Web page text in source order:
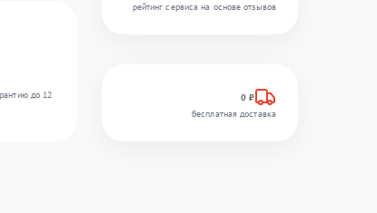
до 12
рейтинг сервиса на основе отзывов
0 ₽
бесплатная доставка